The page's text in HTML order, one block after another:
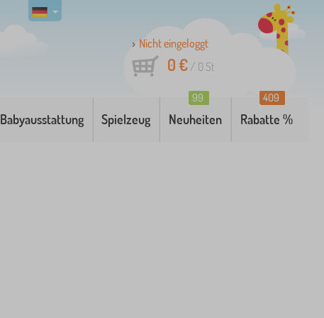
Nicht eingeloggt
0 €/ 0 St
Babyausstattung Spielzeug Neuheiten
99
Rabatte %
409